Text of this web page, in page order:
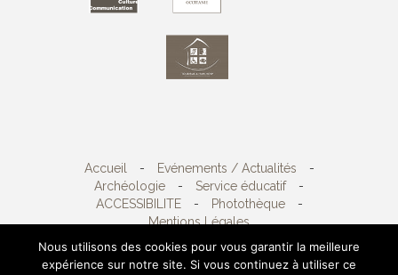
Accueil - Evénements / Actualités
-
Archéologie
- Service éducatif
-
ACCESSIBILITE
- Photothèque
-
Mentions Légales
Copyright 2026Sète agglopôle méditerranée -
Nous utilisons des cookies pour vous garantir la meilleure
expérience sur notre site. Si vous continuez à utiliser ce